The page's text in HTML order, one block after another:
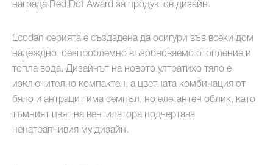
награда Red Dot Award за продуктов дизайн.
Ecodan серията е създадена да осигури във всеки дом
надеждно, безпроблемно възобновяемо отопление и
топла вода. Дизайнът на новото ултратихо тяло е
изключително компактен, а цветната комбинация от
бяло и антрацит има семпъл, но елегантен облик, като
тъмният цвят на вентилатора подчертава
ненатрапчивия му дизайн.